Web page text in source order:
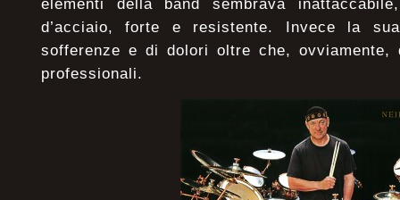
elementi della band sembrava
d’acciaio, forte e resistente. Invece la
sofferenze e di dolori oltre che,
professionali.